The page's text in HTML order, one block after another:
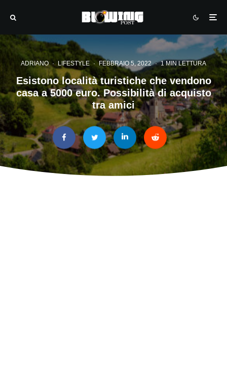
ADRIANO · LIFESTYLE · FEBBRAIO 5, 2022 · 1 MIN LETTURA
Esistono località turistiche che vendono
casa a 5000 euro. Possibilità di acquisto
tra amici